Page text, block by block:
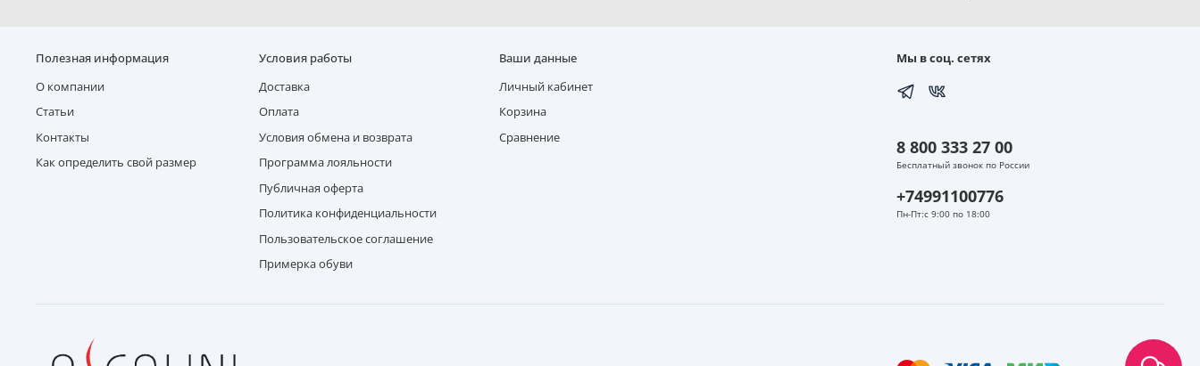
Полезная информация
О компании
Статьи
Контакты
Как определить свой размер
Условия работы
Доставка
Оплата
Условия обмена и возврата
Программа лояльности
Публичная оферта
Политика конфиденциальности
Пользовательское соглашение
Примерка обуви
Ваши данные
Личный кабинет
Корзина
Сравнение
Мы в соц. сетях
8 800 333 27 00
Бесплатный звонок по России
+74991100776
Пн-Пт:с 9:00 по 18:00